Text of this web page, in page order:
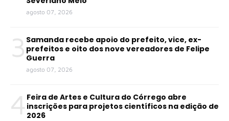
agosto 07, 2026
3 Samanda recebe apoio do prefeito, vice, ex-
prefeitos e oito dos nove vereadores de Felipe
Guerra
agosto 07, 2026
4 Feira de Artes e Cultura do Córrego abre
inscrições para projetos científicos na edição de
2026